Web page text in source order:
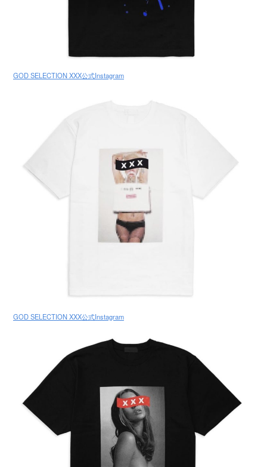
GOD SELECTION XXX公式Instagram
GOD SELECTION XXX公式Instagram